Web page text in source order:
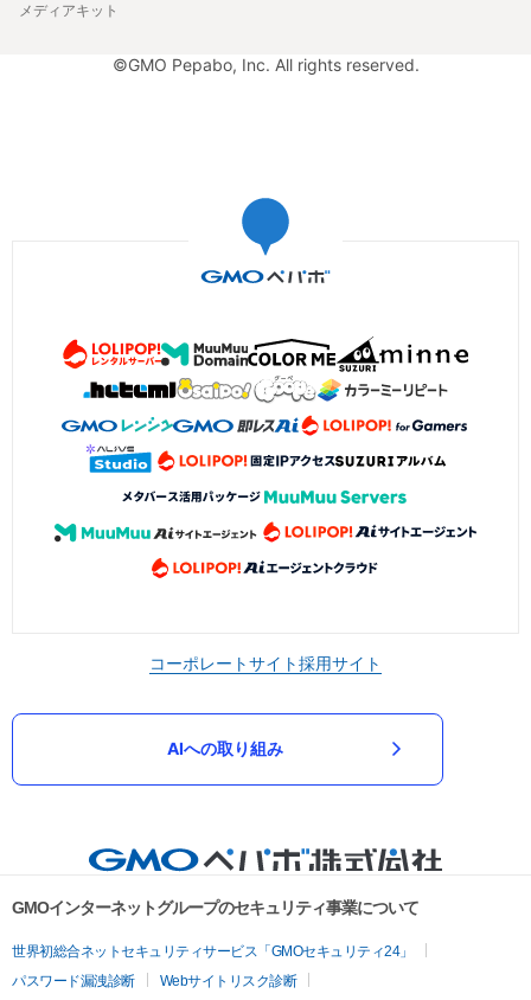
メディアキット
©GMO Pepabo, Inc. All rights reserved.
コーポレートサイト採用サイト
AIへの取り組み
GMOインターネットグループのセキュリティ事業について
世界初総合ネットセキュリティサービス「GMOセキュリティ24」
パスワード漏洩診断
Webサイトリスク診断